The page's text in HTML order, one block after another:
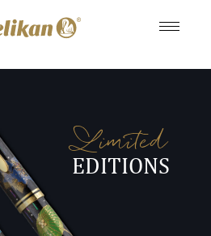
Limited
EDITIONS